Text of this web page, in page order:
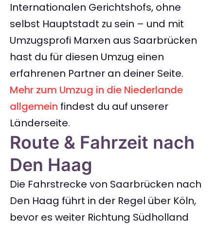
Internationalen Gerichtshofs, ohne
selbst Hauptstadt zu sein – und mit
Umzugsprofi Marxen aus Saarbrücken
hast du für diesen Umzug einen
erfahrenen Partner an deiner Seite.
Mehr zum Umzug in die Niederlande
allgemein findest du auf unserer
Länderseite.
Route & Fahrzeit nach
Den Haag
Die Fahrstrecke von Saarbrücken nach
Den Haag führt in der Regel über Köln,
bevor es weiter Richtung Südholland